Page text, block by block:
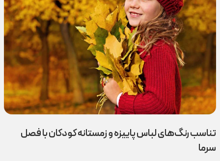
تناسب رنگ‌های لباس پاییزه و زمستانه کودکان با فصل
سرما